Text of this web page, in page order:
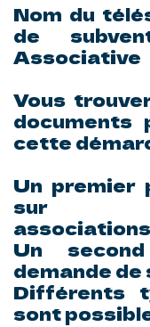
Nom du
de
Associative
Vous
documents
cette
Un premier
sur
Un
demande de
Différents
sont